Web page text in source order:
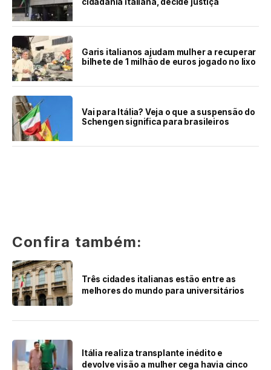
cidadania italiana, decide justiça
Garis italianos ajudam mulher a recuperar
bilhete de 1 milhão de euros jogado no lixo
Vai para Itália? Veja o que a suspensão do
Schengen significa para brasileiros
Confira também:
Três cidades italianas estão entre as
melhores do mundo para universitários
Itália realiza transplante inédito e
devolve visão a mulher cega havia cinco